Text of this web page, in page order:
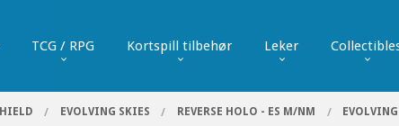
TCG / RPG Kortspill tilbehør Leker
EVOLVING SKIES REVERSE HOLO - ES M/NM